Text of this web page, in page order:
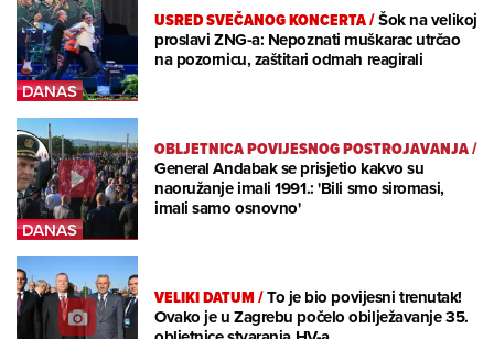
USRED SVEČANOG KONCERTA/Šok na velikoj
proslavi ZNG-a: Nepoznati muškarac utrčao
na pozornicu, zaštitari odmah reagirali
OBLJETNICA POVIJESNOG POSTROJAVANJA/
General Andabak se prisjetio kakvo su
naoružanje imali 1991.: 'Bili smo siromasi,
imali samo osnovno'
VELIKI DATUM/To je bio povijesni trenutak!
Ovako je u Zagrebu počelo obilježavanje 35.